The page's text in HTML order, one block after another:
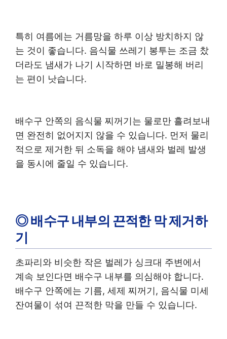
특히 여름에는 거름망을 하루 이상 방치하지 않
는 것이 좋습니다. 음식물 쓰레기 봉투는 조금 찼
더라도 냄새가 나기 시작하면 바로 밀봉해 버리
는 편이 낫습니다.
배수구 안쪽의 음식물 찌꺼기는 물로만 흘려보내
면 완전히 없어지지 않을 수 있습니다. 먼저 물리
적으로 제거한 뒤 소독을 해야 냄새와 벌레 발생
을 동시에 줄일 수 있습니다.
◎ 배수구 내부의 끈적한 막 제거하
기
초파리와 비슷한 작은 벌레가 싱크대 주변에서
계속 보인다면 배수구 내부를 의심해야 합니다.
배수구 안쪽에는 기름, 세제 찌꺼기, 음식물 미세
잔여물이 섞여 끈적한 막을 만들 수 있습니다.